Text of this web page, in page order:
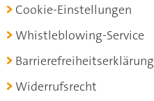
Cookie-Einstellungen
Whistleblowing-Service
Barrierefreiheitserklärung
Widerrufsrecht